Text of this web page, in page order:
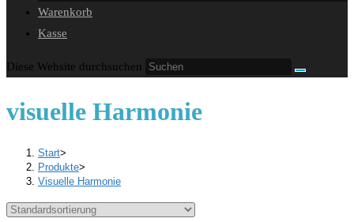
Warenkorb
Kasse
Diese Website durchsuchen
visuelle Harmonie
Start>
Produkte>
Visuelle Harmonie